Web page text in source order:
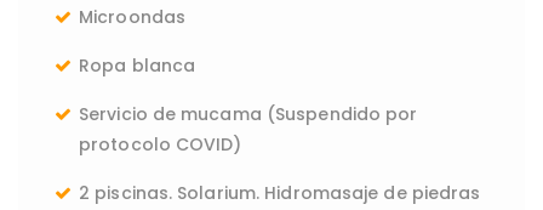
Microondas
Ropa blanca
Servicio de mucama (Suspendido por
protocolo COVID)
2 piscinas. Solarium. Hidromasaje de piedras